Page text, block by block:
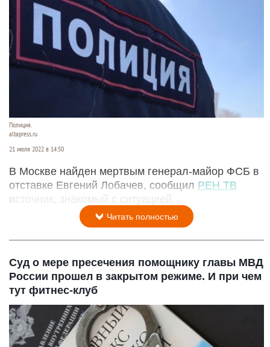
Полиция.
altapress.ru
21 июля 2022 в 14:50
В Москве найден мертвым генерал-майор ФСБ в
отставке Евгений Лобачев, сообщил РЕН ТВ
источник, знакомый с ситуацией.
Читать полностью
Суд о мере пресечения помощнику главы МВД
России прошел в закрытом режиме. И при чем
тут фитнес-клуб